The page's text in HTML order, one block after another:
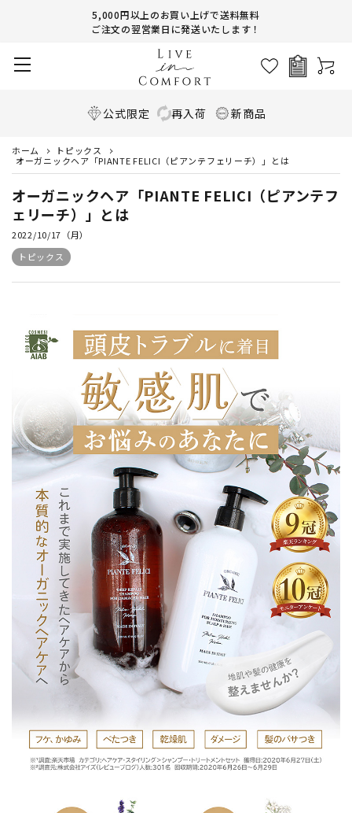
5,000円以上のお買い上げで送料無料
ご注文の翌営業日に発送いたします！
公式限定 再入荷 新商品
ホーム
トピックス
オーガニックヘア「PIANTE FELICI（ピアンテフェリーチ）」とは
オーガニックヘア「PIANTE FELICI（ピアンテフ
ェリーチ）」とは
2022/10/17（月）
トピックス